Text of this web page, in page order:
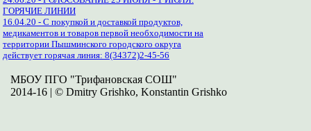
ГОРЯЧИЕ ЛИНИИ
16.04.20 - С покупкой и доставкой продуктов,
медикаментов и товаров первой необходимости на
территории Пышминского городского округа
действует горячая линия: 8(34372)2-45-56
МБОУ ПГО "Трифановская СОШ"
2014-16 | © Dmitry Grishko, Konstantin Grishko